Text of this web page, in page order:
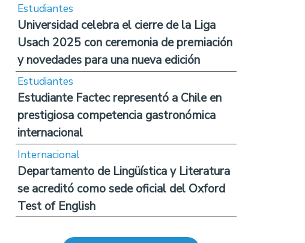
Estudiantes
Universidad celebra el cierre de la Liga
Usach 2025 con ceremonia de premiación
y novedades para una nueva edición
Estudiantes
Estudiante Factec representó a Chile en
prestigiosa competencia gastronómica
internacional
Internacional
Departamento de Lingüística y Literatura
se acreditó como sede oficial del Oxford
Test of English